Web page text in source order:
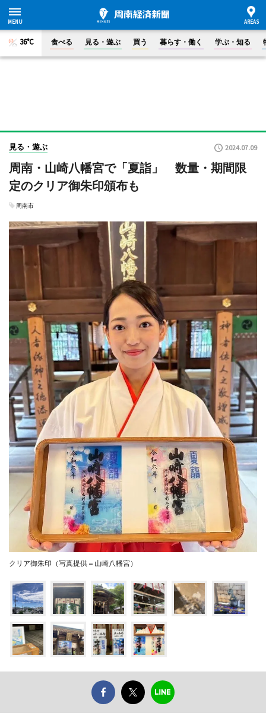
36°C 食べる 見る・遊ぶ 買う 暮らす・働く 学ぶ・知る
見る・遊ぶ 2024.07.09
周南・山崎八幡宮で「夏詣」 数量・期間限
定のクリア御朱印頒布も
周南市
クリア御朱印（写真提供＝山崎八幡宮）